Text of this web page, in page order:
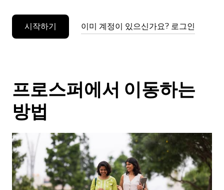
누
세
시작하기 이미 계정이 있으신가요? 로그인
프로스퍼에서 이동하는
방법